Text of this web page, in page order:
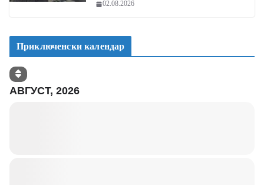
02.08.2026
Приключенски календар
АВГУСТ, 2026